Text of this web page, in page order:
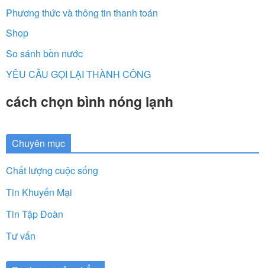
Phương thức và thông tin thanh toán
Shop
So sánh bồn nước
YÊU CẦU GỌI LẠI THÀNH CÔNG
cách chọn bình nóng lạnh
Chuyên mục
Chất lượng cuộc sống
Tin Khuyến Mại
Tin Tập Đoàn
Tư vấn